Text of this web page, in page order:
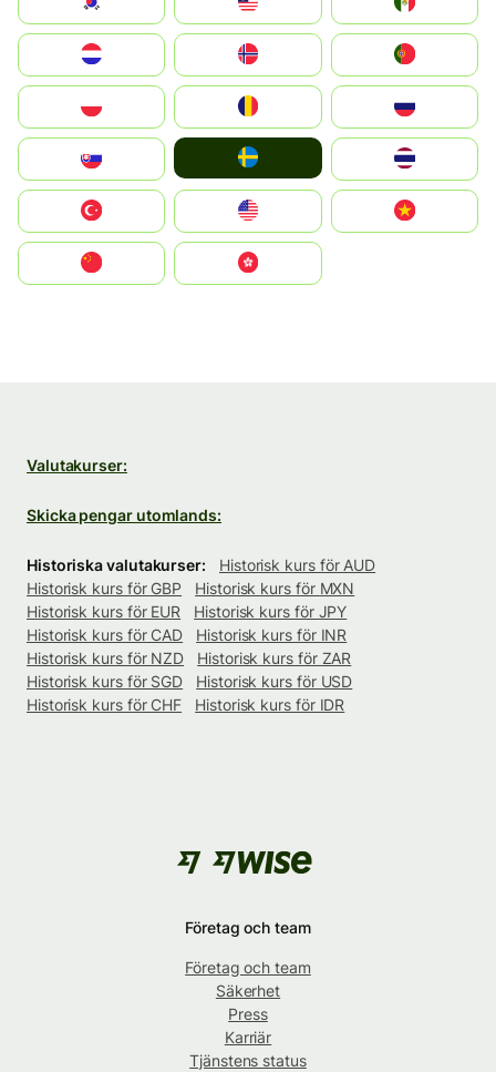
United States
中國香港特別行政區
Valutakurser:
Skicka pengar utomlands:
Historiska valutakurser:
Historisk kurs för AUD
Historisk kurs för GBP
Historisk kurs för MXN
Historisk kurs för EUR
Historisk kurs för JPY
Historisk kurs för CAD
Historisk kurs för INR
Historisk kurs för NZD
Historisk kurs för ZAR
Historisk kurs för SGD
Historisk kurs för USD
Historisk kurs för CHF
Historisk kurs för IDR
Företag och team
Företag och team
Säkerhet
Press
Karriär
Tjänstens status